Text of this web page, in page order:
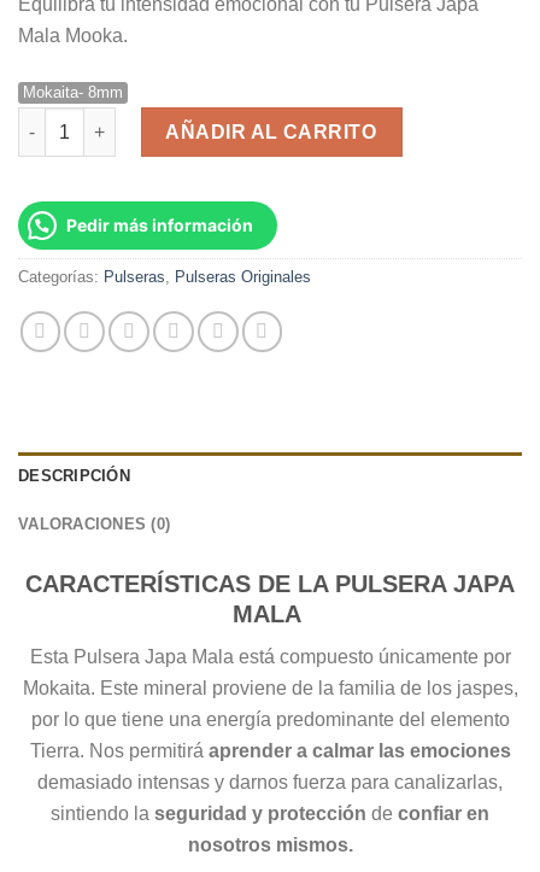
Mala Mooka.
Mokaita- 8mm
Pulsera Japa Mala Mooka cantidad
AÑADIR AL CARRITO
Pedir más información
Categorías: Pulseras, Pulseras Originales
DESCRIPCIÓN
VALORACIONES (0)
CARACTERÍSTICAS DE LA PULSERA JAPA
MALA
Esta Pulsera Japa Mala está compuesto únicamente por
Mokaita. Este mineral proviene de la familia de los jaspes,
por lo que tiene una energía predominante del elemento
Tierra. Nos permitirá aprender a calmar las emociones
demasiado intensas y darnos fuerza para canalizarlas,
sintiendo la seguridad y protección de confiar en
nosotros mismos.